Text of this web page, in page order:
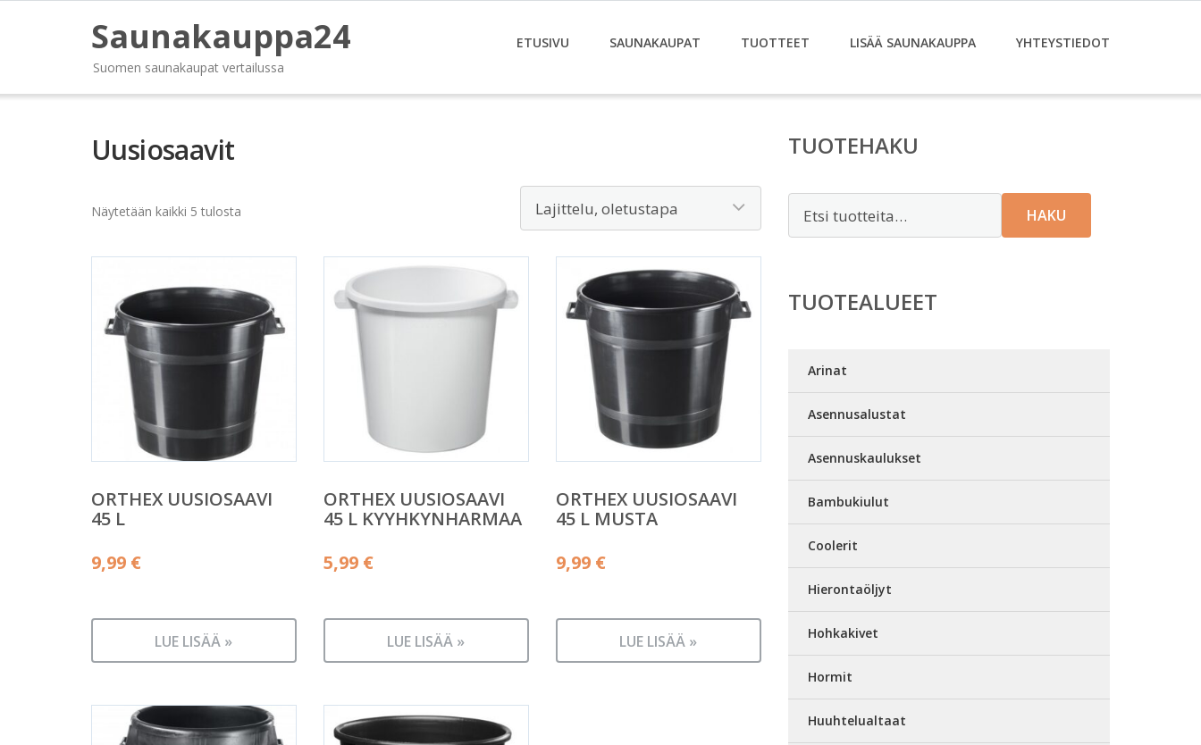
Saunakauppa24
Suomen saunakaupat vertailussa
ETUSIVU SAUNAKAUPAT TUOTTEET LISÄÄ SAUNAKAUPPA YHTEYSTIEDOT
Uusiosaavit
Näytetään kaikki 5 tulosta
ORTHEX UUSIOSAAVI
45 L
9,99 €
LUE LISÄÄ »
ORTHEX UUSIOSAAVI
45 L KYYHKYNHARMAA
5,99 €
LUE LISÄÄ »
ORTHEX UUSIOSAAVI
45 L MUSTA
9,99 €
LUE LISÄÄ »
TUOTEHAKU
HAKU
TUOTEALUEET
Arinat
Asennusalustat
Asennuskaulukset
Bambukiulut
Coolerit
Hierontaöljyt
Hohkakivet
Hormit
Huuhtelualtaat